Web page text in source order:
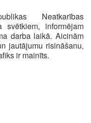
Neatkarības
informējam
darba laikā. Aicinām
jautājumu risināšanu,
ir mainīts.